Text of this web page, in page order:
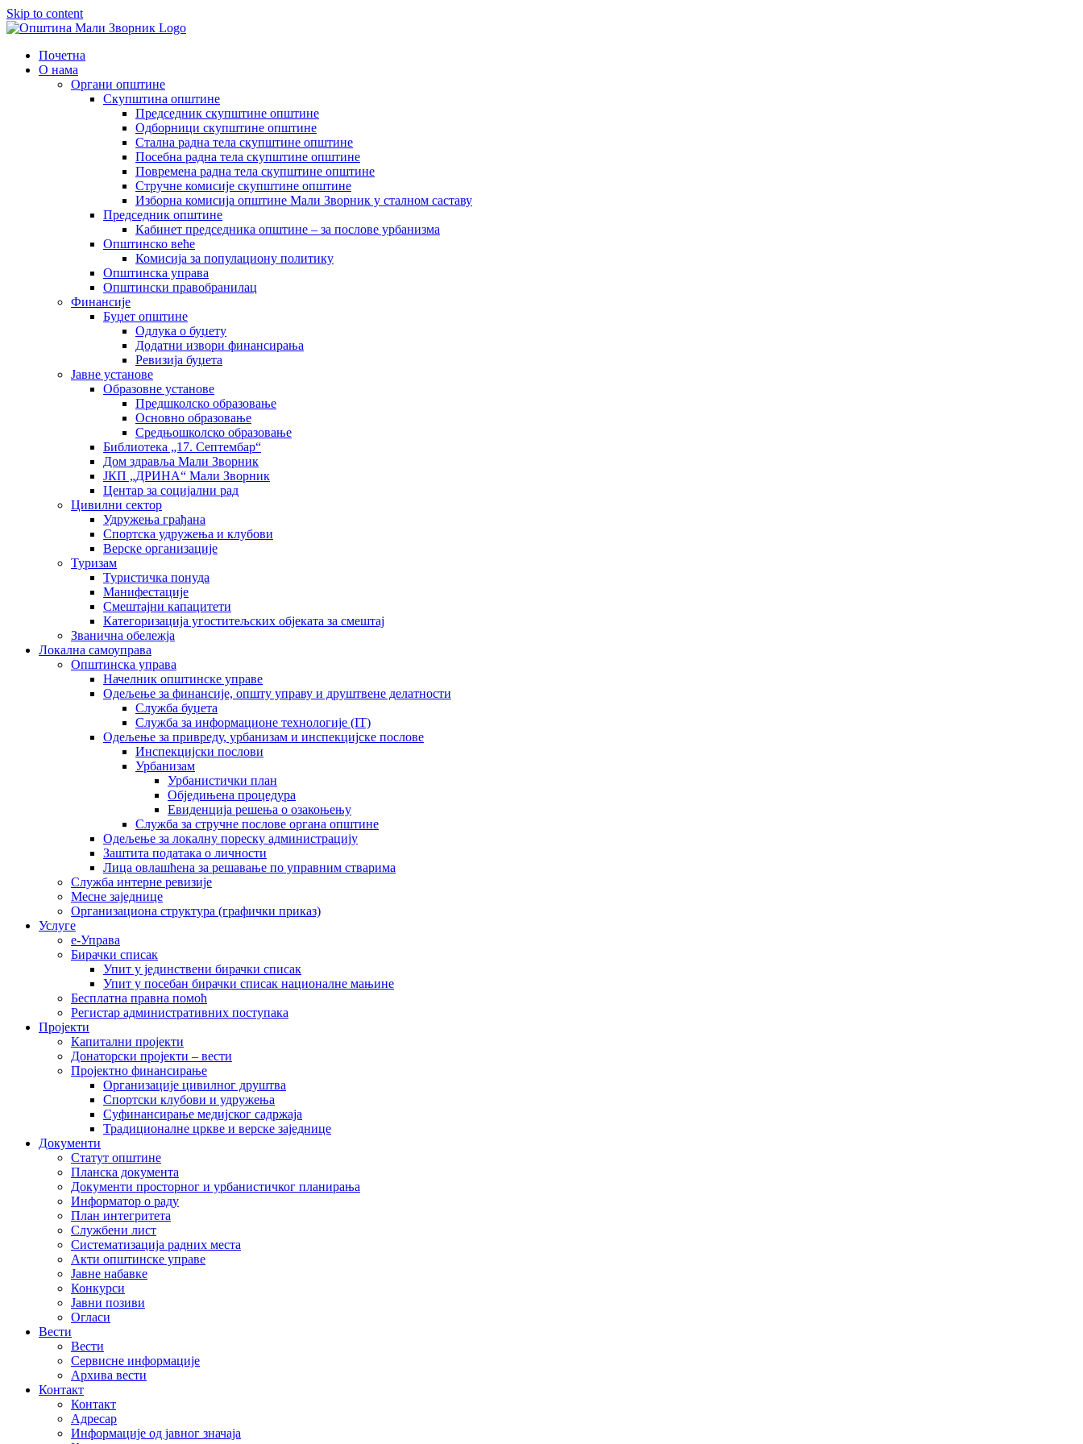
Skip to content
Почетна
О нама
Органи општине
Скупштина општине
Председник скупштине општине
Одборници скупштине општине
Стална радна тела скупштине општине
Посебна радна тела скупштине општине
Повремена радна тела скупштине општине
Стручне комисије скупштине општине
Изборна комисија општине Мали Зворник у сталном саставу
Председник општине
Кабинет председника општине – за послове урбанизма
Општинско веће
Комисија за популациону политику
Општинска управа
Општински правобранилац
Финансије
Буџет општине
Одлука о буџету
Додатни извори финансирања
Ревизија буџета
Јавне установе
Образовне установе
Предшколско образовање
Основно образовање
Средњошколско образовање
Библиотека „17. Септембар“
Дом здравља Мали Зворник
ЈКП „ДРИНА“ Мали Зворник
Центар за социјални рад
Цивилни сектор
Удружења грађана
Спортска удружења и клубови
Верске организације
Туризам
Туристичка понуда
Манифестације
Смештајни капацитети
Категоризација угоститељских објеката за смештај
Званична обележја
Локална самоуправа
Општинска управа
Начелник општинске управе
Одељење за финансије, општу управу и друштвене делатности
Служба буџета
Служба за информационе технологије (IT)
Одељење за привреду, урбанизам и инспекцијске послове
Инспекцијски послови
Урбанизам
Урбанистички план
Обједињена процедура
Евиденција решења о озакоњењу
Служба за стручне послове органа општине
Одељење за локалну пореску администрацију
Заштита података о личности
Лица овлашћена за решавање по управним стварима
Служба интерне ревизије
Месне заједнице
Организациона структура (графички приказ)
Услуге
е-Управа
Бирачки списак
Упит у јединствени бирачки списак
Упит у посебан бирачки списак националне мањине
Бесплатна правна помоћ
Регистар административних поступака
Пројекти
Капитални пројекти
Донаторски пројекти – вести
Пројектно финансирање
Организације цивилног друштва
Спортски клубови и удружења
Суфинансирање медијског садржаја
Традиционалне цркве и верске заједнице
Документи
Статут општине
Планска документа
Документи просторног и урбанистичког планирања
Информатор о раду
План интегритета
Службени лист
Систематизација радних места
Акти општинске управе
Јавне набавке
Конкурси
Јавни позиви
Огласи
Вести
Вести
Сервисне информације
Архива вести
Контакт
Контакт
Адресар
Информације од јавног значаја